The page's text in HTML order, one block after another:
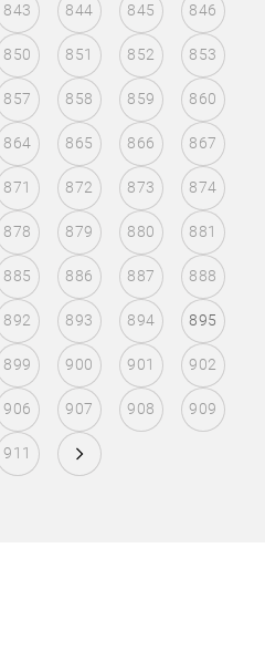
843 844 845 846
850 851 852 853
857 858 859 860
864 865 866 867
871 872 873 874
878 879 880 881
885 886 887 888
892 893 894 895
899 900 901 902
906 907 908 909
911